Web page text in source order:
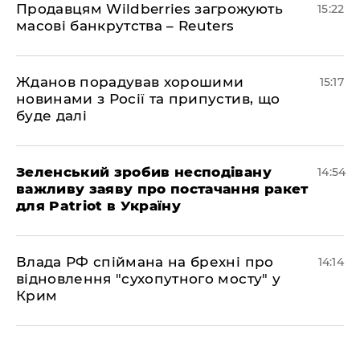
Продавцям Wildberries загрожують
масові банкрутства – Reuters
15:22
Жданов порадував хорошими
новинами з Росії та припустив, що
буде далі
15:17
Зеленський зробив несподівану
важливу заяву про постачання ракет
для Patriot в Україну
14:54
Влада РФ спіймана на брехні про
відновлення "сухопутного мосту" у
Крим
14:14